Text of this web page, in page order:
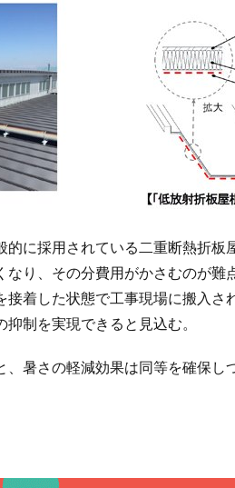
的に採用されている二重断熱折板
なり、その分費用がかさむのが難
接着した状態で工事現場に搬入さ
制を実現できると見込む。
、暑さの軽減効果は同等を確保し